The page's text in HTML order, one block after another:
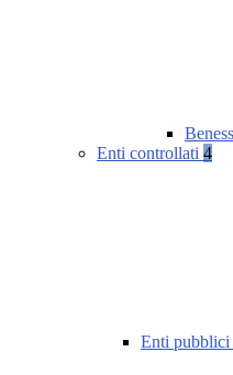
Enti controllati 4
Enti